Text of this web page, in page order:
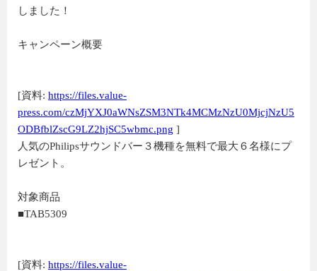
しました！
キャンペーン概要
[資料: https://files.value-
press.com/czMjYXJ0aWNsZSM3NTk4MCMzNzU0MjcjNzU5
ODBfblZscG9LZ2hjSC5wbmc.png ]
人気のPhilipsサウンドバー３機種を無料で最大６名様にプ
レゼント。
対象商品
■TAB5309
[資料: https://files.value-